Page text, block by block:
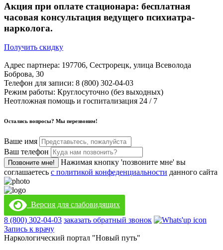
Акция при оплате стационара: бесплатная
часовая консультация ведущего психиатра-
нарколога.
Получить скидку
Адрес партнера: 197706, Сестрорецк, улица Всеволода
Боброва, 30
Телефон для записи: 8 (800) 302-04-03
Режим работы: Круглосуточно (без выходных)
Неотложная помощь и госпитализация 24 / 7
Остались вопросы? Мы перезвоним!
Ваше имя
Ваш телефон
Позвоните мне!
Нажимая кнопку 'позвоните мне' вы
соглашаетесь с политикой конфеденциальности данного сайта
Версия для слабовидящих
8 (800) 302-04-03 заказать обратный звонок
Запись к врачу
Наркологический портал "Новый путь"